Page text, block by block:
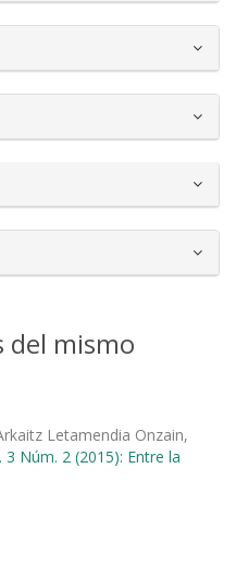
del mismo
Letamendia Onzain,
3 Núm. 2 (2015): Entre la